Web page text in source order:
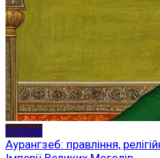
Історія
Аурангзеб: правління,